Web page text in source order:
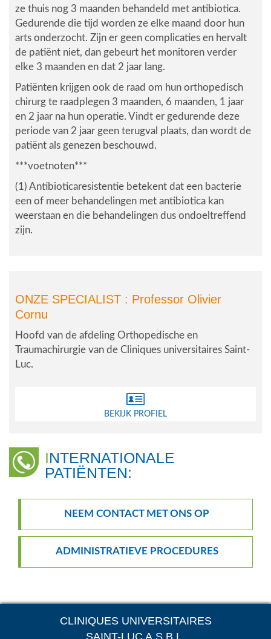
ze thuis nog 3 maanden behandeld met antibiotica.
Gedurende die tijd worden ze elke maand door hun
arts onderzocht. Zijn er geen complicaties en hervalt
de patiënt niet, dan gebeurt het monitoren verder
elke 3 maanden en dat 2 jaar lang.
Patiënten krijgen ook de raad om hun orthopedisch
chirurg te raadplegen 3 maanden, 6 maanden, 1 jaar
en 2 jaar na hun operatie. Vindt er gedurende deze
periode van 2 jaar geen terugval plaats, dan wordt de
patiënt als genezen beschouwd.
***voetnoten***
(1) Antibioticaresistentie betekent dat een bacterie
een of meer behandelingen met antibiotica kan
weerstaan en die behandelingen dus ondoeltreffend
zijn.
ONZE SPECIALIST : Professor Olivier
Cornu
Hoofd van de afdeling Orthopedische en
Traumachirurgie van de Cliniques universitaires Saint-
Luc.
BEKIJK PROFIEL
INTERNATIONALE
PATIËNTEN:
NEEM CONTACT MET ONS OP
ADMINISTRATIEVE PROCEDURES
CLINIQUES UNIVERSITAIRES
SAINT-LUC A.S.B.L.